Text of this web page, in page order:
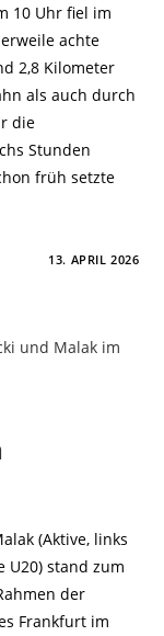
10 Uhr fiel im
achte
2,8 Kilometer
als auch durch
die
Stunden
früh setzte
13. APRIL 2026
(Aktive, links
U20) stand zum
der
Frankfurt im